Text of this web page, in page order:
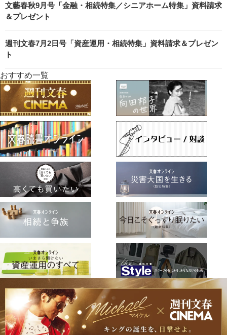
文藝春秋9月号「金融・相続特集／シニアホーム特集」資料請求
＆プレゼント
週刊文春7月2日号「資産運用・相続特集」資料請求＆プレゼン
ト
おすすめ一覧